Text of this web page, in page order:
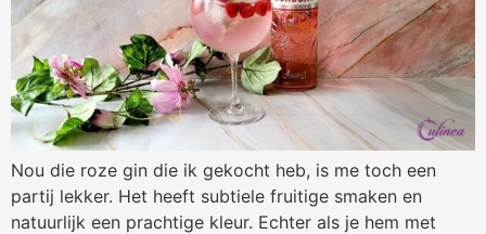
Nou die roze gin die ik gekocht heb, is me toch een
partij lekker. Het heeft subtiele fruitige smaken en
natuurlijk een prachtige kleur. Echter als je hem met